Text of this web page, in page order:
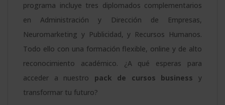
programa incluye tres diplomados complementarios
en Administración y Dirección de Empresas,
Neuromarketing y Publicidad, y Recursos Humanos.
Todo ello con una formación flexible, online y de alto
reconocimiento académico. ¿A qué esperas para
acceder a nuestro pack de cursos business y
transformar tu futuro?